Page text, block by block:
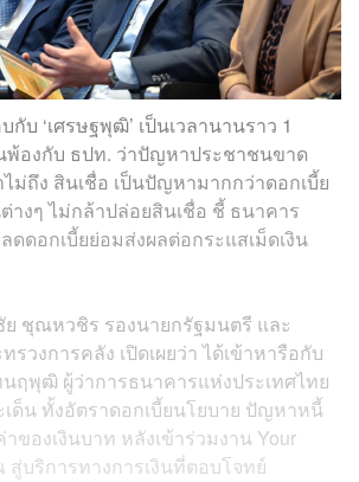
กับ ‘เศรษฐพุฒิ’ เป็นเวลานานราว 1
พ้องกับ ธปท. ว่าปัญหาประชาชนขาด
ม่ถึง สินเชื่อ เป็นปัญหามากกว่าดอกเบี้ย
างๆ ไม่กล้าปล่อยสินเชื่อ ชี้ ธนาคาร
ดดอกเบี้ยย่อมส่งผลต่อกระแสเม็ดเงิน
ชุณหวชิร รองนายกรัฐมนตรี และ
รวงการคลัง เปิดเผยว่า ได้เข้าหารือกับ
ฤพุฒิ ผู้ว่าการธนาคารแห่งประเทศไทย
ด็น ทั้งอัตราดอกเบี้ยนโยบาย ปัญหาหนี้
ของเงินบาท หลังเข้าร่วมงาน Your
บริการทางการเงินที่ตอบโจทย์